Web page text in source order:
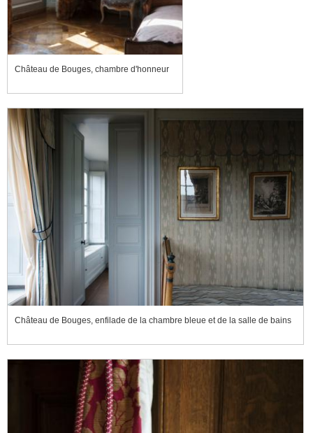
Château de Bouges, chambre d'honneur
Château de Bouges, enfilade de la chambre bleue et de la salle de bains